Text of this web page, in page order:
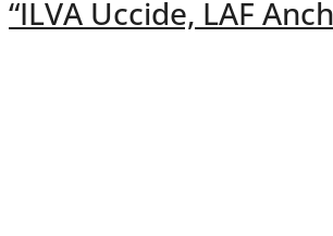
“ILVA Uccide, LAF